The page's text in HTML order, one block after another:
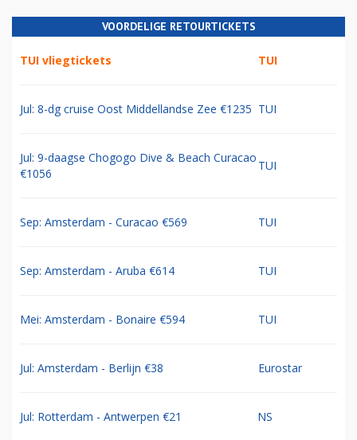
VOORDELIGE RETOURTICKETS
TUI vliegtickets TUI
Jul: 8-dg cruise Oost Middellandse Zee €1235 TUI
Jul: 9-daagse Chogogo Dive & Beach Curacao
€1056
TUI
Sep: Amsterdam - Curacao €569 TUI
Sep: Amsterdam - Aruba €614 TUI
Mei: Amsterdam - Bonaire €594 TUI
Jul: Amsterdam - Berlijn €38 Eurostar
Jul: Rotterdam - Antwerpen €21 NS